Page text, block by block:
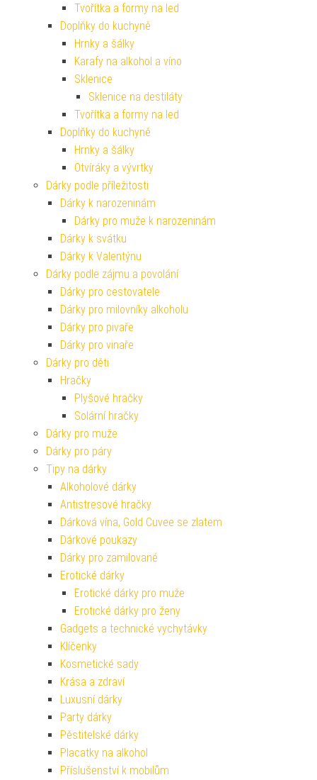
Tvořítka a formy na led
Doplňky do kuchyně
Hrnky a šálky
Karafy na alkohol a víno
Sklenice
Sklenice na destiláty
Tvořítka a formy na led
Doplňky do kuchyně
Hrnky a šálky
Otvíráky a vývrtky
Dárky podle příležitosti
Dárky k narozeninám
Dárky pro muže k narozeninám
Dárky k svátku
Dárky k Valentýnu
Dárky podle zájmu a povolání
Dárky pro cestovatele
Dárky pro milovníky alkoholu
Dárky pro pivaře
Dárky pro vinaře
Dárky pro děti
Hračky
Plyšové hračky
Solární hračky
Dárky pro muže
Dárky pro páry
Tipy na dárky
Alkoholové dárky
Antistresové hračky
Dárková vína, Gold Cuvee se zlatem
Dárkové poukazy
Dárky pro zamilované
Erotické dárky
Erotické dárky pro muže
Erotické dárky pro ženy
Gadgets a technické vychytávky
Klíčenky
Kosmetické sady
Krása a zdraví
Luxusní dárky
Party dárky
Pěstitelské dárky
Placatky na alkohol
Příslušenství k mobilům